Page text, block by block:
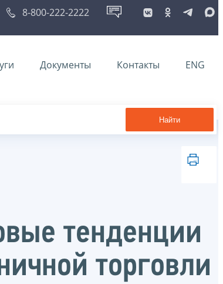
8-800-222-2222
Документы Контакты ENG
Найти
тенденции
торговли